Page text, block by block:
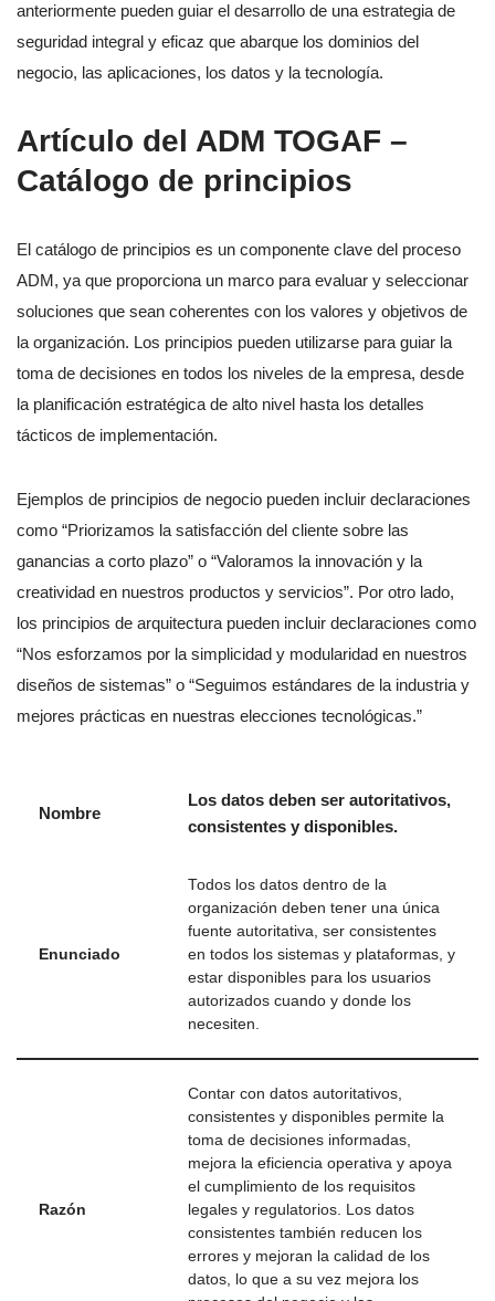
anteriormente pueden guiar el desarrollo de una estrategia de
seguridad integral y eficaz que abarque los dominios del
negocio, las aplicaciones, los datos y la tecnología.
Artículo del ADM TOGAF –
Catálogo de principios
El catálogo de principios es un componente clave del proceso
ADM, ya que proporciona un marco para evaluar y seleccionar
soluciones que sean coherentes con los valores y objetivos de
la organización. Los principios pueden utilizarse para guiar la
toma de decisiones en todos los niveles de la empresa, desde
la planificación estratégica de alto nivel hasta los detalles
tácticos de implementación.
Ejemplos de principios de negocio pueden incluir declaraciones
como “Priorizamos la satisfacción del cliente sobre las
ganancias a corto plazo” o “Valoramos la innovación y la
creatividad en nuestros productos y servicios”. Por otro lado,
los principios de arquitectura pueden incluir declaraciones como
“Nos esforzamos por la simplicidad y modularidad en nuestros
diseños de sistemas” o “Seguimos estándares de la industria y
mejores prácticas en nuestras elecciones tecnológicas.”
Nombre
Los datos deben ser autoritativos,
consistentes y disponibles.
Enunciado
Todos los datos dentro de la
organización deben tener una única
fuente autoritativa, ser consistentes
en todos los sistemas y plataformas, y
estar disponibles para los usuarios
autorizados cuando y donde los
necesiten.
Razón
Contar con datos autoritativos,
consistentes y disponibles permite la
toma de decisiones informadas,
mejora la eficiencia operativa y apoya
el cumplimiento de los requisitos
legales y regulatorios. Los datos
consistentes también reducen los
errores y mejoran la calidad de los
datos, lo que a su vez mejora los